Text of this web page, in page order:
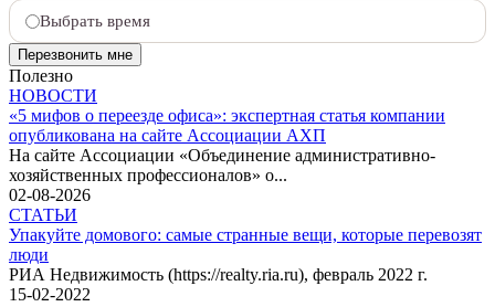
Выбрать время
Полезно
НОВОСТИ
«5 мифов о переезде офиса»: экспертная статья компании
опубликована на сайте Ассоциации АХП
На сайте Ассоциации «Объединение административно-
хозяйственных профессионалов» о...
02-08-2026
СТАТЬИ
Упакуйте домового: самые странные вещи, которые перевозят
люди
РИА Недвижимость (https://realty.ria.ru), февраль 2022 г.
15-02-2022